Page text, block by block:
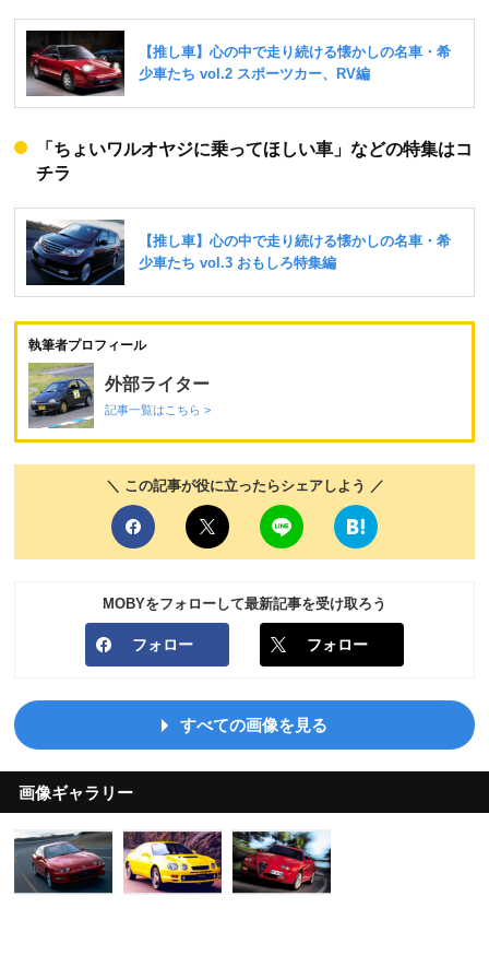
「ちょいワルオヤジに乗ってほしい車」などの特集はコ
チラ
執筆者プロフィール
外部ライター
記事一覧はこちら >
＼ この記事が役に立ったらシェアしよう ／
MOBYをフォローして最新記事を受け取ろう
フォロー フォロー
すべての画像を見る
画像ギャラリー